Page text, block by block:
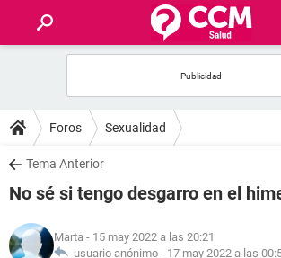
FOROS
SALUD
NUTRICIÓN
Foros Sexualidad
Tema Anterior
No sé si tengo desgarro en el
Marta - 15 may 2022 a las 20:21
usuario anónimo - 17 may 2022 a las